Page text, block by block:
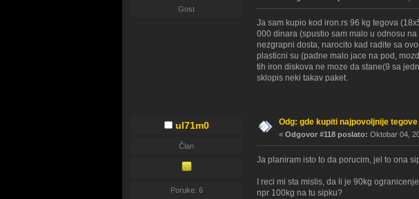
Gost
Ja sam kupio kod iron.rs 96 kg tegova
000 dinara (spustio sam malo u odnosu
nezgrapni dosta, narocito kad radite sa
plasticni su (padne malo jace na pod,
tih iron diskova ne moze da stane(9 sa
sklopis neki takav paket.
ul71m0
Član
Poruke: 6
Odg: gde kupiti najpovoljnije
« Odgovor #118 poslato: Oktobar 04,
Ja planiram isto to da porucim, jel to ona
I reci mi sta mislis, da li je 90kg
npr 100kg na tu sipku?